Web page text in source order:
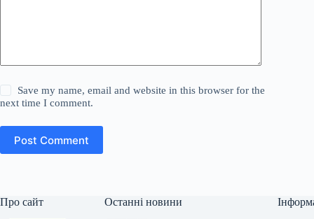
Save my name, email and website in this browser for the
next time I comment.
Post Comment
Про сайт Останні новини